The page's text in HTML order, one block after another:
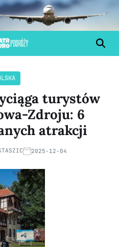
turystów
Zdroju: 6
atrakcji
2025-12-04